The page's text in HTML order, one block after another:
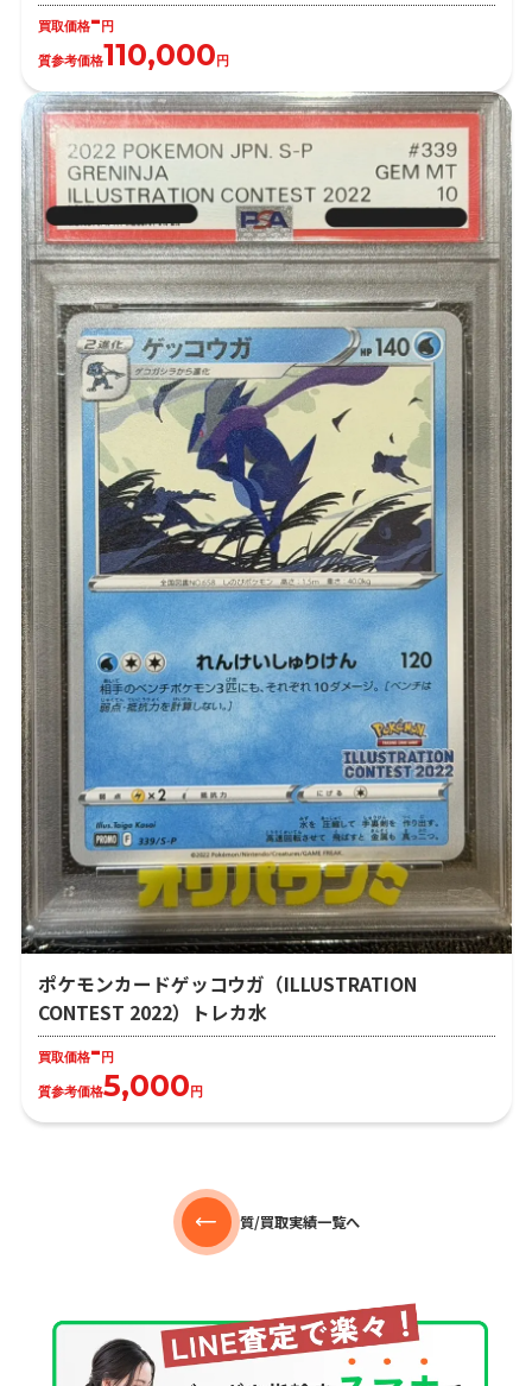
買取価格- 円
質参考価格110,000 円
ポケモンカードゲッコウガ（ILLUSTRATION
CONTEST 2022）トレカ水
買取価格- 円
質参考価格5,000 円
質/買取実績一覧へ